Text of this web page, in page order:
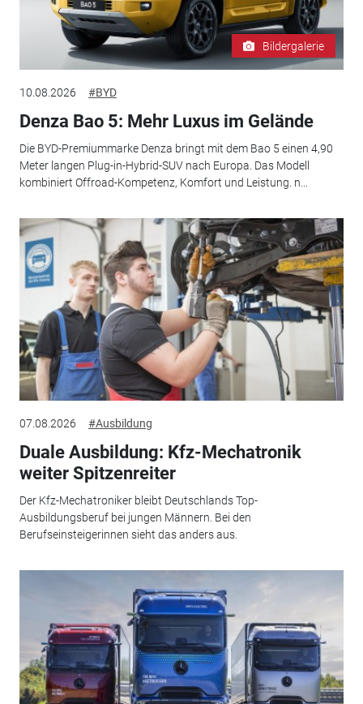
Bildergalerie
10.08.2026 #BYD
Denza Bao 5: Mehr Luxus im Gelände
Die BYD-Premiummarke Denza bringt mit dem Bao 5 einen 4,90
Meter langen Plug-in-Hybrid-SUV nach Europa. Das Modell
kombiniert Offroad-Kompetenz, Komfort und Leistung. n...
07.08.2026 #Ausbildung
Duale Ausbildung: Kfz-Mechatronik
weiter Spitzenreiter
Der Kfz-Mechatroniker bleibt Deutschlands Top-
Ausbildungsberuf bei jungen Männern. Bei den
Berufseinsteigerinnen sieht das anders aus.